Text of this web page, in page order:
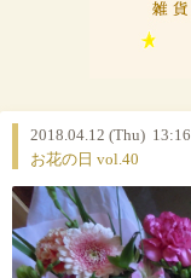
2018.04.12 (Thu) 13:16
お花の日 vol.40